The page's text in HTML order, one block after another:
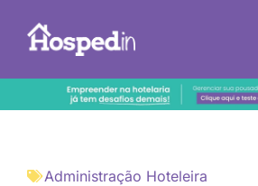
Administração Hoteleira